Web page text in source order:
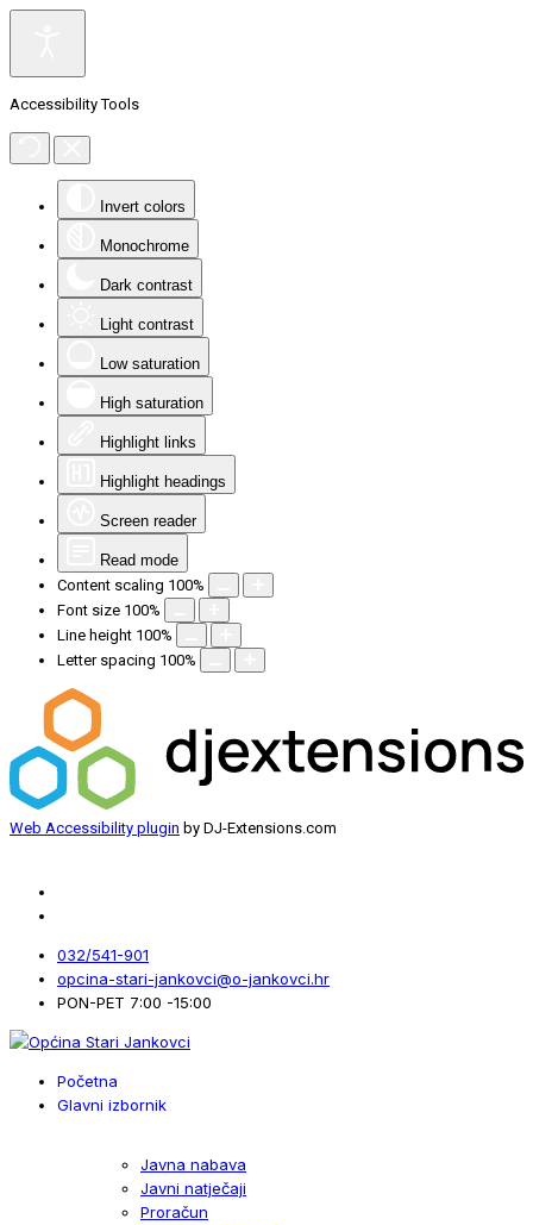
Accessibility Tools
Invert colors
Monochrome
Dark contrast
Light contrast
Low saturation
High saturation
Highlight links
Highlight headings
Screen reader
Read mode
Content scaling 100%
Font size 100%
Line height 100%
Letter spacing 100%
Web Accessibility plugin by DJ-Extensions.com
032/541-901
opcina-stari-jankovci@o-jankovci.hr
PON-PET 7:00 -15:00
Početna
Glavni izbornik
Javna nabava
Javni natječaji
Proračun